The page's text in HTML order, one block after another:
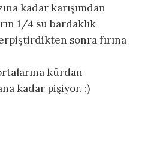
kadar karışımdan
1/4 su bardaklık
sonra fırına
kürdan
kadar pişiyor. :)